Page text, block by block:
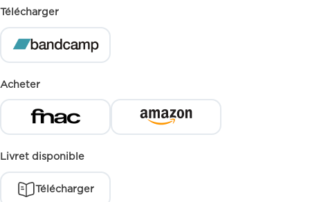
Télécharger
Acheter
Livret disponible
Télécharger